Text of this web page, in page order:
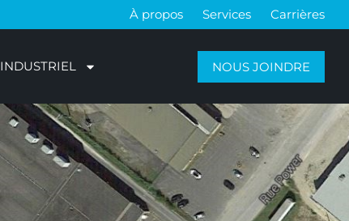
À propos Services Carrières
INDUSTRIEL NOUS JOINDRE